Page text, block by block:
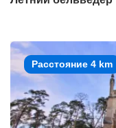
Расстояние 4 km